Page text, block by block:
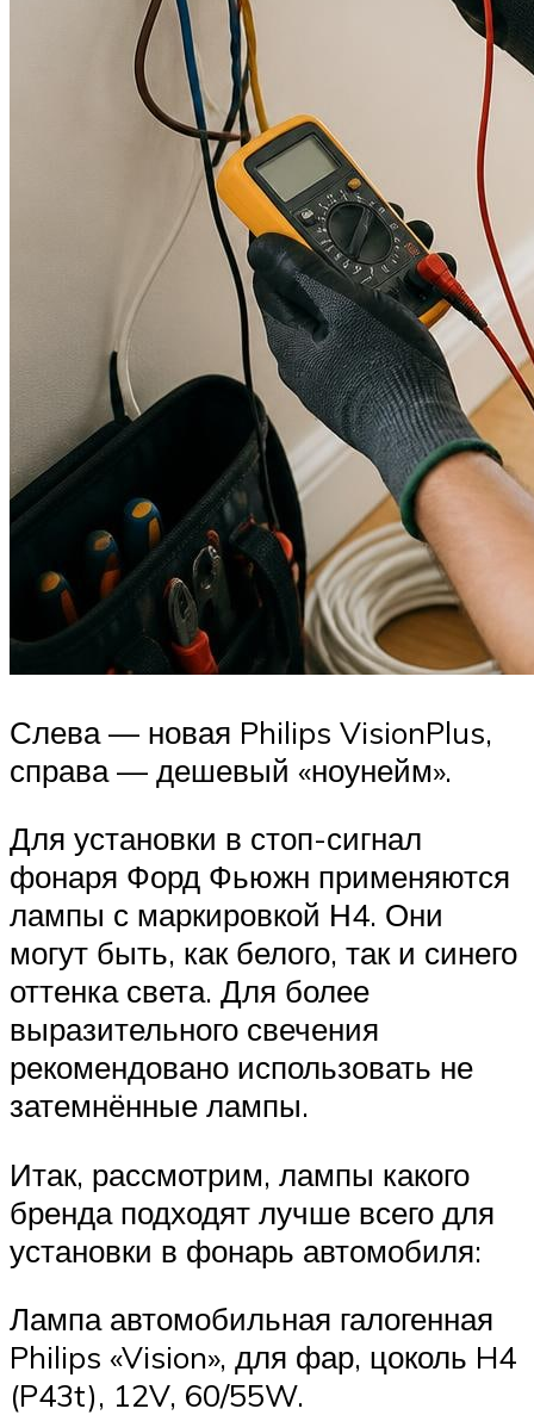
Слева — новая Philips VisionPlus,
справа — дешевый «ноунейм».
Для установки в стоп-сигнал
фонаря Форд Фьюжн применяются
лампы с маркировкой Н4. Они
могут быть, как белого, так и синего
оттенка света. Для более
выразительного свечения
рекомендовано использовать не
затемнённые лампы.
Итак, рассмотрим, лампы какого
бренда подходят лучше всего для
установки в фонарь автомобиля:
Лампа автомобильная галогенная
Philips «Vision», для фар, цоколь H4
(P43t), 12V, 60/55W.